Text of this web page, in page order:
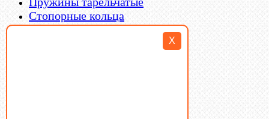
X
Стопорные кольца
Такелаж